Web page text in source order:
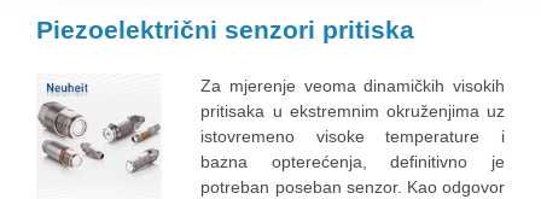
Piezoelektrični senzori pritiska
Za mjerenje veoma dinamičkih visokih
pritisaka u ekstremnim okruženjima uz
istovremeno visoke temperature i
bazna opterećenja, definitivno je
potreban poseban senzor. Kao odgovor